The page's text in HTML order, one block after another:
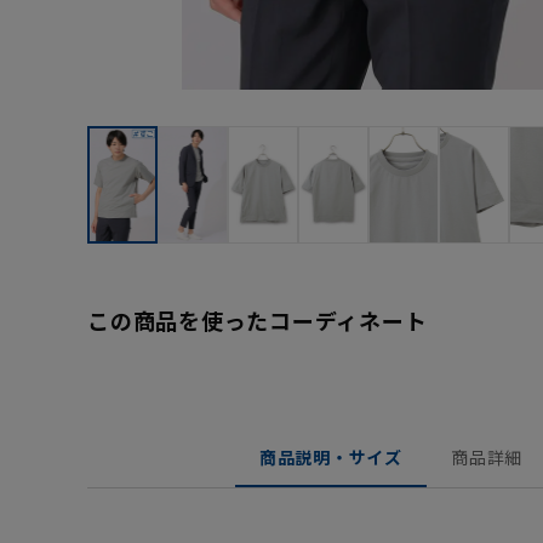
この商品を使ったコーディネート
商品説明・サイズ 商品詳細